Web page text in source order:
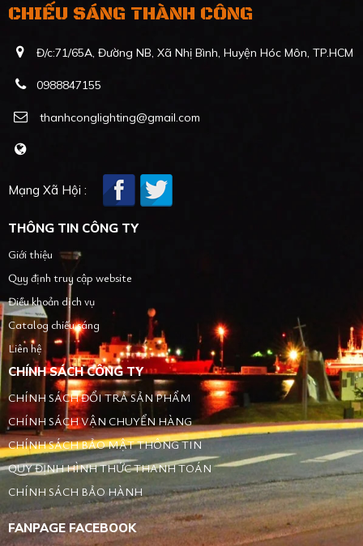
CHIẾU SÁNG THÀNH CÔNG
Đ/c:71/65A, Đường NB, Xã Nhị Bình, Huyện Hóc Môn, TP.HCM
0988847155
thanhconglighting@gmail.com
Mạng Xã Hội :
THÔNG TIN CÔNG TY
Giới thiệu
Quy định truy cập website
Điều khoản dịch vụ
Catalog chiếu sáng
Liên hệ
CHÍNH SÁCH CÔNG TY
CHÍNH SÁCH ĐỔI TRẢ SẢN PHẨM
CHÍNH SÁCH VẬN CHUYỂN HÀNG
CHÍNH SÁCH BẢO MẬT THÔNG TIN
QUY ĐỊNH HÌNH THỨC THANH TOÁN
CHÍNH SÁCH BẢO HÀNH
FANPAGE FACEBOOK